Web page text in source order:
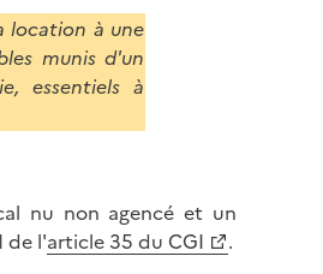
location à une
munis d'un
essentiels à
nu non agencé et un
de l'article 35 du CGI
.